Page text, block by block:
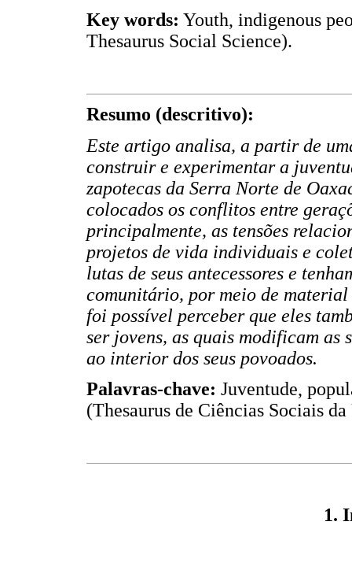
Key words: Youth, indigenous
Thesaurus Social Science).
Resumo (descritivo):
Este artigo analisa, a partir de
construir e experimentar a
zapotecas da Serra Norte de
colocados os conflitos entre
principalmente, as tensões
projetos de vida individuais e
lutas de seus antecessores e
comunitário, por meio de
foi possível perceber que eles
ser jovens, as quais modificam as
ao interior dos seus povoados.
Palavras-chave: Juventude,
(Thesaurus de Ciências Sociais da
1.